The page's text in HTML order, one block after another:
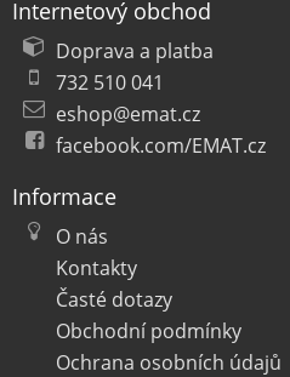
Internetový obchod
Doprava a platba
732 510 041
eshop@emat.cz
facebook.com/EMAT.cz
Informace
O nás
Kontakty
Časté dotazy
Obchodní podmínky
Ochrana osobních údajů